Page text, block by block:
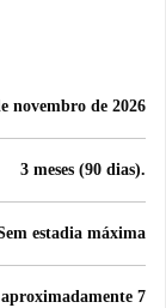
novembro de 2026
3 meses (90 dias).
estadia máxima
7